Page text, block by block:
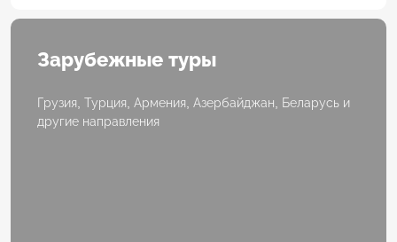
Зарубежные туры
Грузия, Турция, Армения, Азербайджан, Беларусь и
другие направления